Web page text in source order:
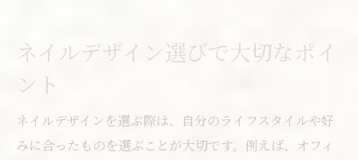
ネイルデザイン選びで大切なポイ
ント
ネイルデザインを選ぶ際は、自分のライフスタイルや好
みに合ったものを選ぶことが大切です。例えば、オフィ